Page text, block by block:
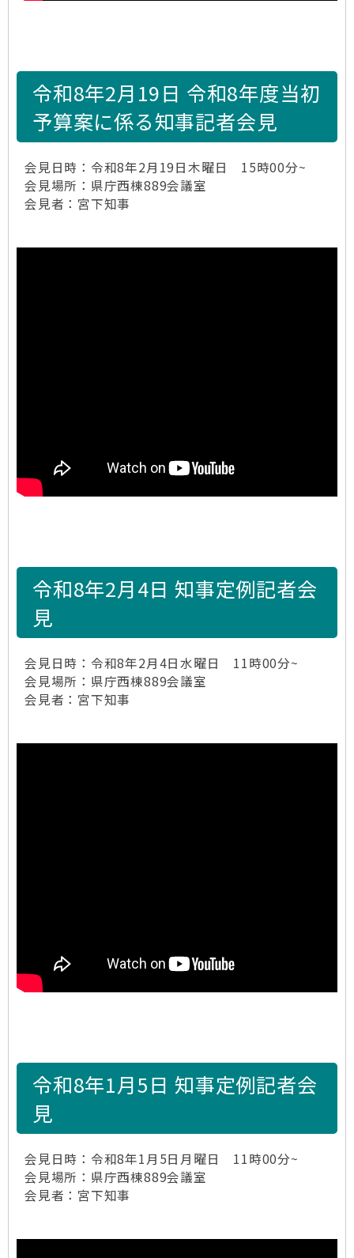
令和8年2月19日 令和8年度当初
予算案に係る知事記者会見
会見日時：令和8年2月19日木曜日 15時00分~
会見場所：県庁西棟889会議室
会見者：宮下知事
令和8年2月4日 知事定例記者会
見
会見日時：令和8年2月4日水曜日 11時00分~
会見場所：県庁西棟889会議室
会見者：宮下知事
令和8年1月5日 知事定例記者会
見
会見日時：令和8年1月5日月曜日 11時00分~
会見場所：県庁西棟889会議室
会見者：宮下知事